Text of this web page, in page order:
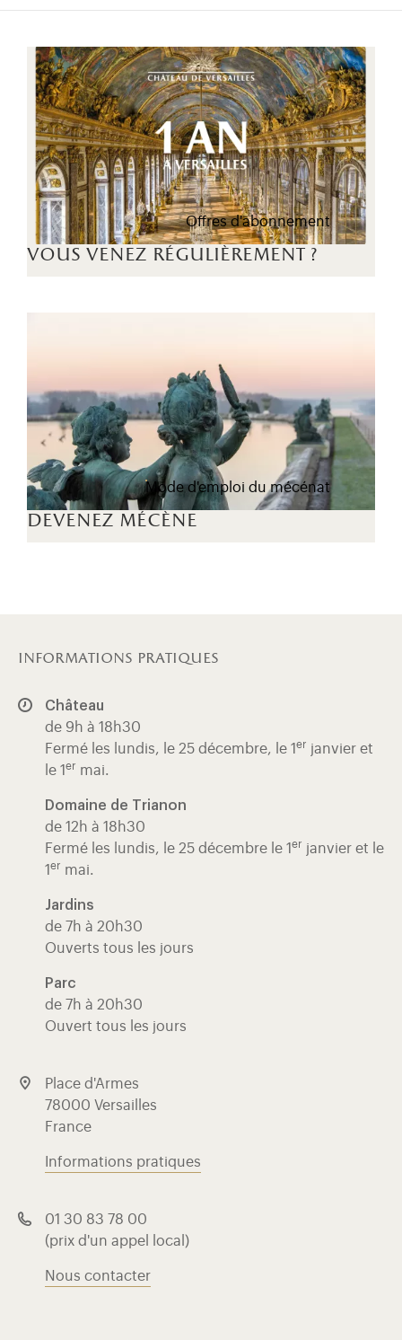
vous venez régulièrement ?
Offres d'abonnement
devenez mécène
Mode d'emploi du mécénat
informations pratiques
Château
de 9h à 18h30
Fermé les lundis, le 25 décembre, le 1 er janvier et
le 1 er mai.
Domaine de Trianon
de 12h à 18h30
Fermé les lundis, le 25 décembre le 1 er janvier et le
1 er mai.
Jardins
de 7h à 20h30
Ouverts tous les jours
Parc
de 7h à 20h30
Ouvert tous les jours
Place d'Armes
78000 Versailles
France
Informations pratiques
01 30 83 78 00
(prix d'un appel local)
Nous contacter